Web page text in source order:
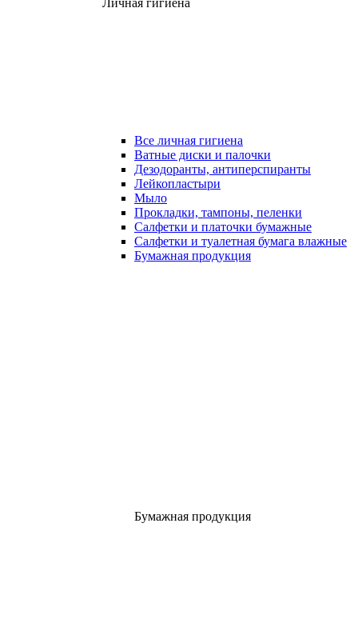
Личная гигиена
Все личная гигиена
Ватные диски и палочки
Дезодоранты, антиперспиранты
Лейкопластыри
Мыло
Прокладки, тампоны, пеленки
Салфетки и платочки бумажные
Салфетки и туалетная бумага влажные
Бумажная продукция
Бумажная продукция